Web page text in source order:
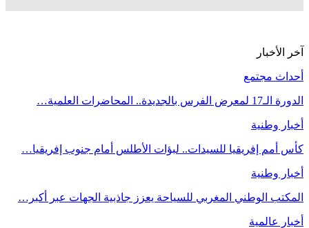
آخر الأخبار
أحداث مجتمع
الدورة الـ17 لمعرض الفرس بالجديدة.. المحاضرات العلمية…
أخبار وطنية
كأس أمم إفريقيا للسيدات.. لبؤات الأطلس أمام جنوب إفريقيا…
أخبار وطنية
المكتب الوطني المغربي للسياحة يعزز جاذبية الجهات عبر أكبر…
أخبار عالمية